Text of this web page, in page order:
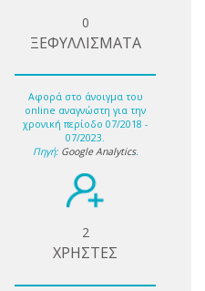
0
ΞΕΦΥΛΛΙΣΜΑΤΑ
Αφορά στο άνοιγμα του
online αναγνώστη για την
χρονική περίοδο 07/2018 -
07/2023.
Πηγή: Google Analytics.
2
ΧΡΗΣΤΕΣ